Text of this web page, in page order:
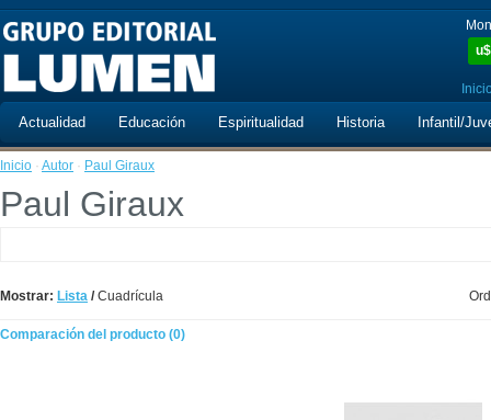
u$
Actualidad Educación Espiritualidad Historia Infantil/
Inicio · Autor · Paul Giraux
Paul Giraux
Mostrar: Lista /Cuadrícula
Comparación del producto (0)